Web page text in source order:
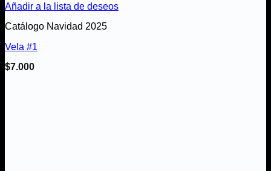
Añadir a la lista de deseos
Catálogo Navidad 2025
Vela #1
$7.000